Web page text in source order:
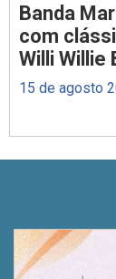
Banda
com
Willi Willie
15 de agosto